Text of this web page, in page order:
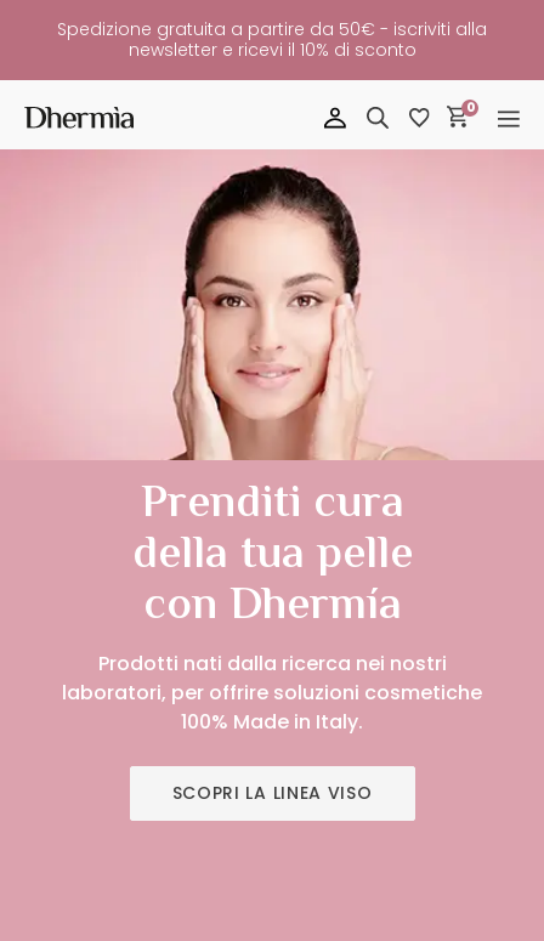
Spedizione gratuita a partire da 50€ - iscriviti alla
newsletter e ricevi il 10% di sconto
0
Prenditi cura
della tua pelle
con Dhermía
Prodotti nati dalla ricerca nei nostri
laboratori, per offrire soluzioni cosmetiche
100% Made in Italy.
SCOPRI LA LINEA VISO